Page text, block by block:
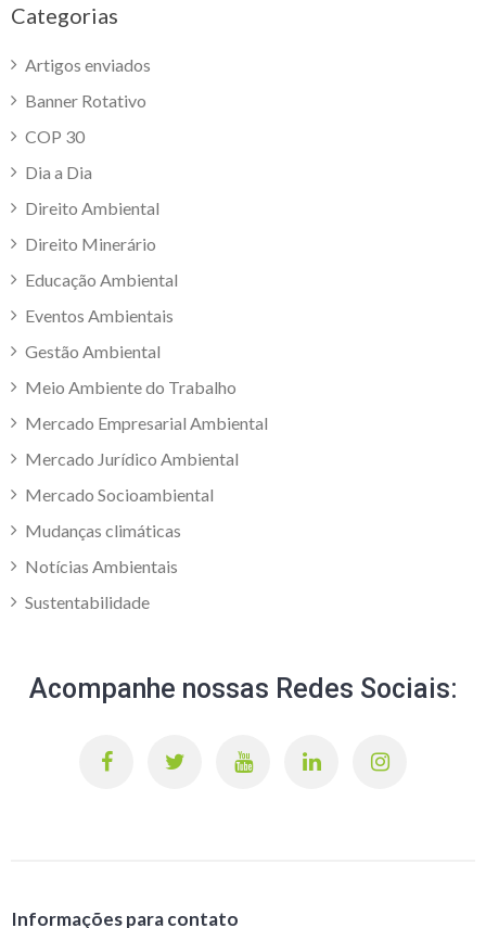
Categorias
Artigos enviados
Banner Rotativo
COP 30
Dia a Dia
Direito Ambiental
Direito Minerário
Educação Ambiental
Eventos Ambientais
Gestão Ambiental
Meio Ambiente do Trabalho
Mercado Empresarial Ambiental
Mercado Jurídico Ambiental
Mercado Socioambiental
Mudanças climáticas
Notícias Ambientais
Sustentabilidade
Acompanhe nossas Redes Sociais:
Informações para contato